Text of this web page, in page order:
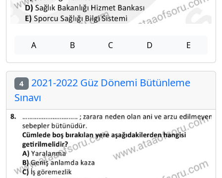
A B C D E
4 2021-2022 Güz Dönemi Bütünleme
Sınavı